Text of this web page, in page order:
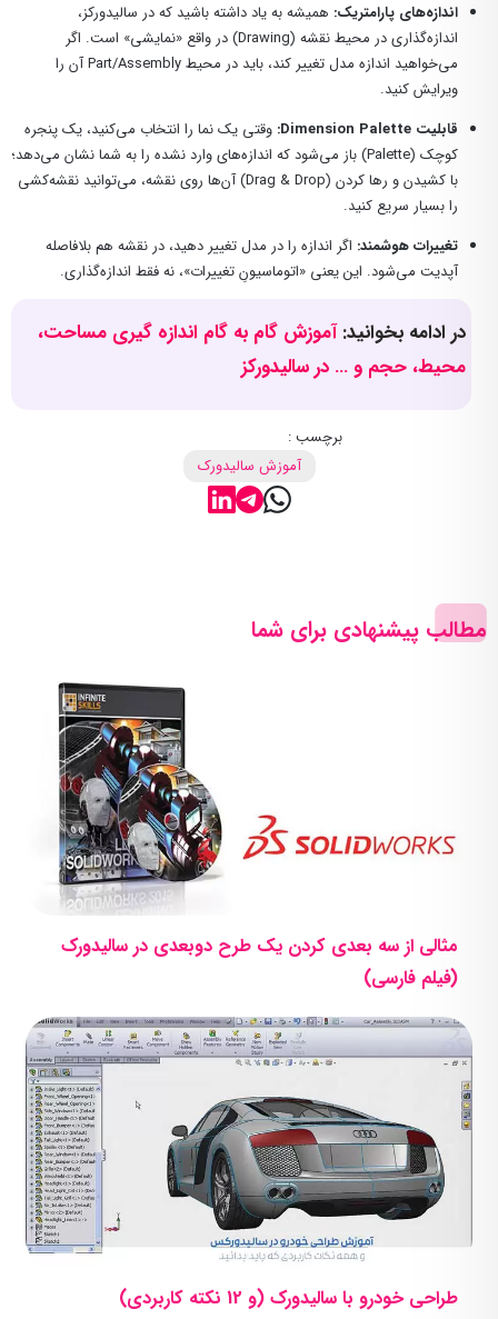
اندازه‌های پارامتریک: همیشه به یاد داشته باشید که در سالیدورکز،
اندازه‌گذاری در محیط نقشه (Drawing) در واقع «نمایشی» است. اگر
می‌خواهید اندازه مدل تغییر کند، باید در محیط Part/Assembly آن را
ویرایش کنید.
قابلیت Dimension Palette:
وقتی یک نما را انتخاب می‌کنید، یک پنجره
کوچک (Palette) باز می‌شود که اندازه‌های وارد نشده را به شما نشان می‌دهد؛
با کشیدن و رها کردن (Drag & Drop) آن‌ها روی نقشه، می‌توانید نقشه‌کشی
را بسیار سریع کنید.
تغییرات هوشمند: اگر اندازه را در مدل تغییر دهید، در نقشه هم بلافاصله
آپدیت می‌شود. این یعنی «اتوماسیونِ تغییرات»، نه فقط اندازه‌گذاری.
در ادامه بخوانید:آموزش گام به گام اندازه گیری مساحت،
محیط، حجم و … در سالیدورکز
برچسب :
آموزش سالیدورک
مطالب پیشنهادی برای شما
مثالی از سه بعدی کردن یک طرح دوبعدی در سالیدورک
(فیلم فارسی)
طراحی خودرو با سالیدورک (و 12 نکته کاربردی)